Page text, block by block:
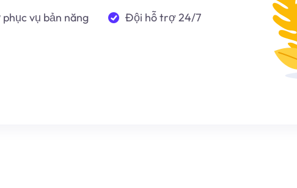
vụ bản năng Đội hỗ trợ 24/7